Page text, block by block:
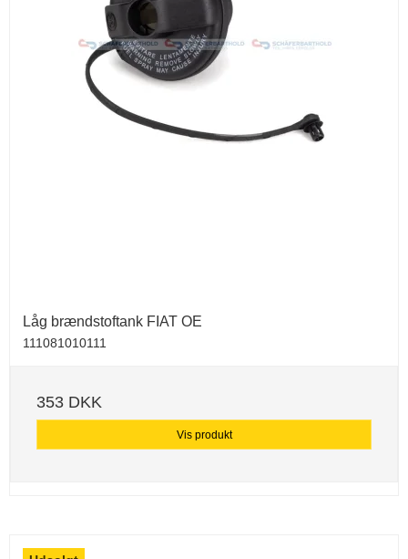
Låg brændstoftank FIAT OE
111081010111
353 DKK
Vis produkt